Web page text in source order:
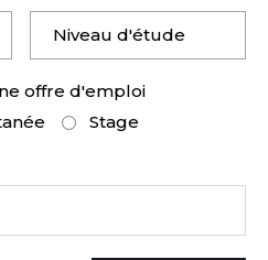
offre d'emploi
Stage